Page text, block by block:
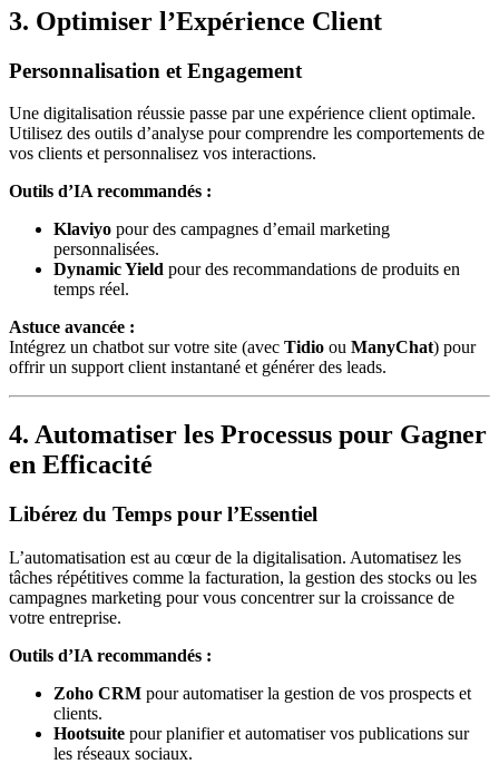
3. Optimiser l’Expérience Client
Personnalisation et Engagement
Une digitalisation réussie passe par une expérience client optimale.
Utilisez des outils d’analyse pour comprendre les comportements de
vos clients et personnalisez vos interactions.
Outils d’IA recommandés :
Klaviyo pour des campagnes d’email marketing
personnalisées.
Dynamic Yield pour des recommandations de produits en
temps réel.
Astuce avancée :
Intégrez un chatbot sur votre site (avec Tidio ou ManyChat) pour
offrir un support client instantané et générer des leads.
4. Automatiser les Processus pour Gagner
en Efficacité
Libérez du Temps pour l’Essentiel
L’automatisation est au cœur de la digitalisation. Automatisez les
tâches répétitives comme la facturation, la gestion des stocks ou les
campagnes marketing pour vous concentrer sur la croissance de
votre entreprise.
Outils d’IA recommandés :
Zoho CRM pour automatiser la gestion de vos prospects et
clients.
Hootsuite pour planifier et automatiser vos publications sur
les réseaux sociaux.